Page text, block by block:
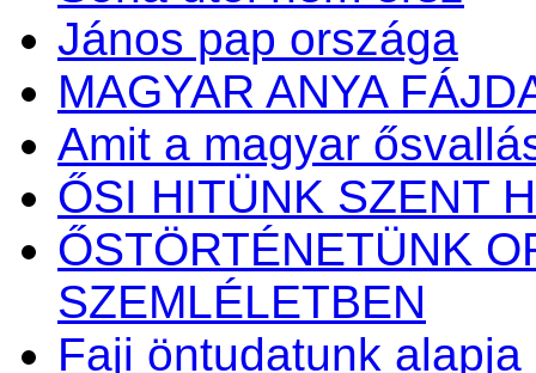
János pap országa
MAGYAR ANYA
Amit a magyar
ŐSI HITÜNK SZENT
ŐSTÖRTÉNETÜNK
SZEMLÉLETBEN
Faji öntudatunk alapja